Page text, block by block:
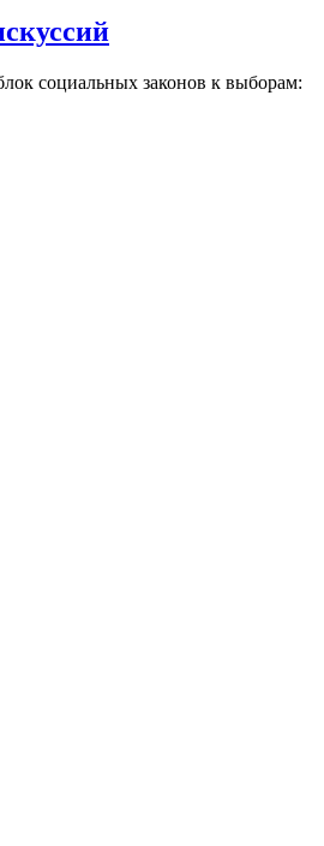
социальных законов к выборам: